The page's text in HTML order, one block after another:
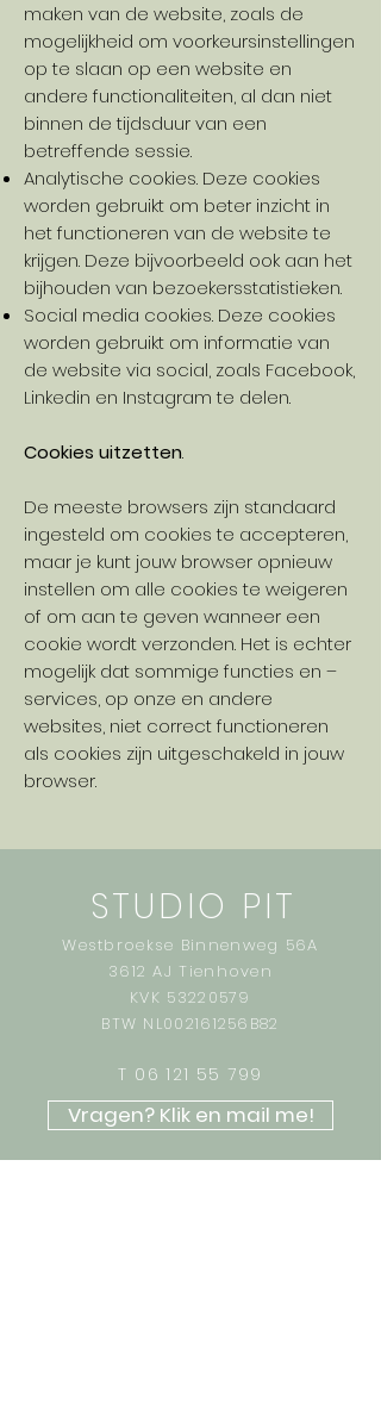
maken van de website, zoals de
mogelijkheid om voorkeursinstellingen
op te slaan op een website en
andere functionaliteiten, al dan niet
binnen de tijdsduur van een
betreffende sessie.
Analytische cookies. Deze cookies
worden gebruikt om beter inzicht in
het functioneren van de website te
krijgen. Deze bijvoorbeeld ook aan het
bijhouden van bezoekersstatistieken.
Social media cookies. Deze cookies
worden gebruikt om informatie van
de website via social, zoals Facebook,
Linkedin en Instagram te delen.
Cookies uitzetten.
De meeste browsers zijn standaard
ingesteld om cookies te accepteren,
maar je kunt jouw browser opnieuw
instellen om alle cookies te weigeren
of om aan te geven wanneer een
cookie wordt verzonden. Het is echter
mogelijk dat sommige functies en –
services, op onze en andere
websites, niet correct functioneren
als cookies zijn uitgeschakeld in jouw
browser.
STUDIO PIT
Westbroekse Binnenweg 56A
3612 AJ Tienhoven
KVK 53220579
BTW NL002161256B82
T 06 121 55 799
Vragen? Klik en mail me!